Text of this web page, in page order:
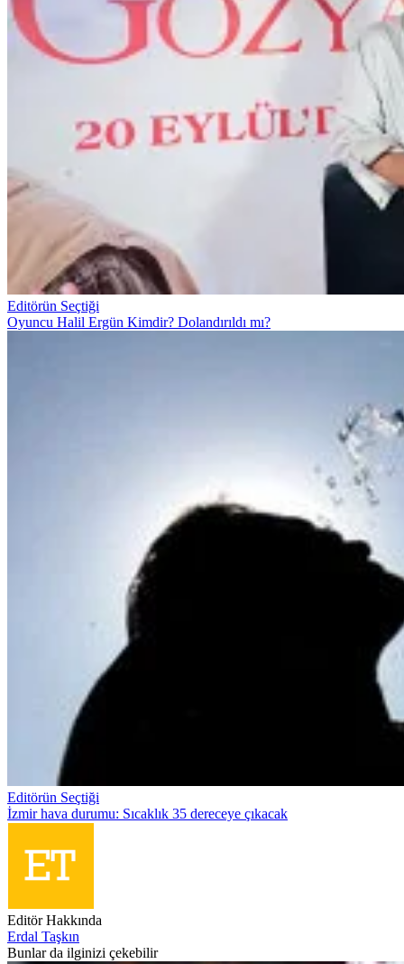
Editörün Seçtiği
Oyuncu Halil Ergün Kimdir? Dolandırıldı mı?
Editörün Seçtiği
İzmir hava durumu: Sıcaklık 35 dereceye çıkacak
Editör Hakkında
Erdal Taşkın
Bunlar da ilginizi çekebilir